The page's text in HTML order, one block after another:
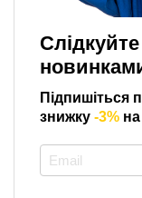
Підпишіться
знижку -3%